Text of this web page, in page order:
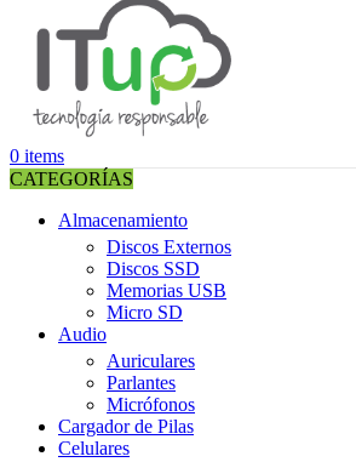
0 items
CATEGORÍAS
Almacenamiento
Discos Externos
Discos SSD
Memorias USB
Micro SD
Audio
Auriculares
Parlantes
Micrófonos
Cargador de Pilas
Celulares